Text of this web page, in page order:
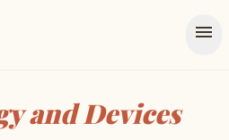
menu
and Devices